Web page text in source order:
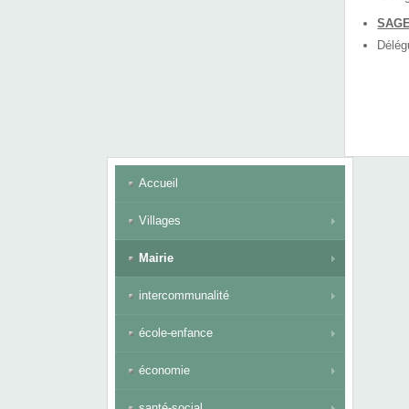
Accueil
Villages
Mairie
intercommunalité
école-enfance
économie